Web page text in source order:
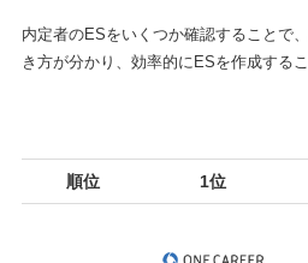
内定者のESをいくつか確認することで
き方が分かり、効率的にESを作成する
順位 1位